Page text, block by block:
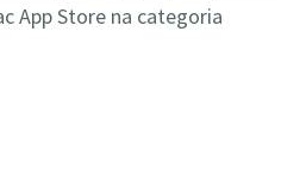
App Store na categoria